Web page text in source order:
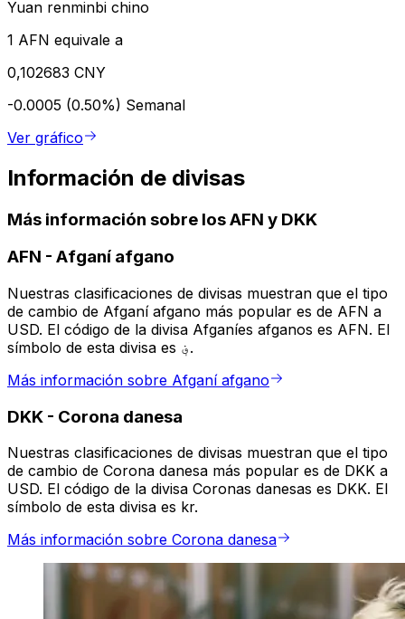
Yuan renminbi chino
1 AFN equivale a
0,102683 CNY
-0.0005 (0.50%) Semanal
Ver gráfico
Información de divisas
Más información sobre los AFN y DKK
AFN - Afganí afgano
Nuestras clasificaciones de divisas muestran que el tipo
de cambio de Afganí afgano más popular es de AFN a
USD. El código de la divisa Afganíes afganos es AFN. El
símbolo de esta divisa es ؋.
Más información sobre Afganí afgano
DKK - Corona danesa
Nuestras clasificaciones de divisas muestran que el tipo
de cambio de Corona danesa más popular es de DKK a
USD. El código de la divisa Coronas danesas es DKK. El
símbolo de esta divisa es kr.
Más información sobre Corona danesa